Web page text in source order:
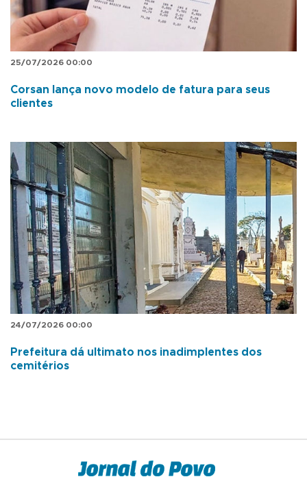
25/07/2026 00:00
Corsan lança novo modelo de fatura para seus
clientes
24/07/2026 00:00
Prefeitura dá ultimato nos inadimplentes dos
cemitérios